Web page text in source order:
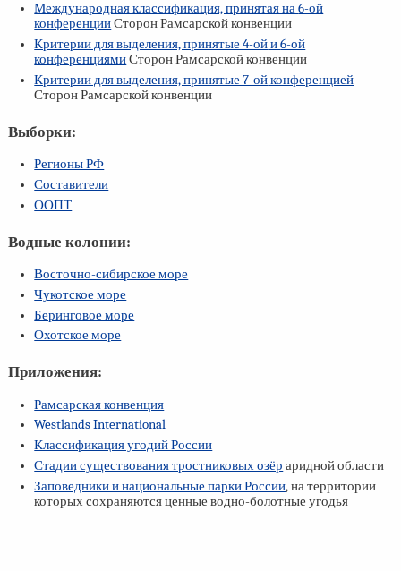
Международная классификация, принятая на6-ой
конференцииСторон Рамсарской конвенции
Критерии для выделения, принятые4-ойи6-ой
конференциямиСторон Рамсарской конвенции
Критерии для выделения, принятые7-ойконференцией
Сторон Рамсарской конвенции
Выборки:
Регионы РФ
Составители
ООПТ
Водные колонии:
Восточно-сибирское море
Чукотское море
Беринговое море
Охотское море
Приложения:
Рамсарская конвенция
Westlands International
Классификация угодий России
Стадии существования тростниковых озёр аридной области
Заповедники и национальные парки России, на территории
которых сохраняются ценные водно-болотные угодья